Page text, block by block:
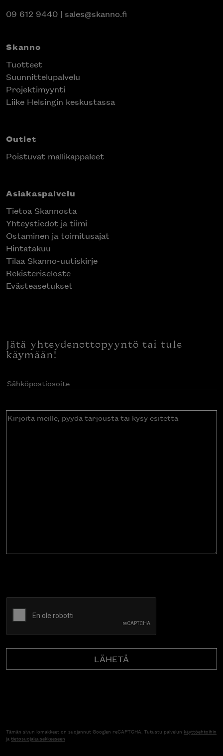
09 612 9440 | sales@skanno.fi
Skanno
Tuotteet
Suunnittelupalvelu
Projektimyynti
Liike Helsingin keskustassa
Outlet
Poistuvat mallikappaleet
Asiakaspalvelu
Tietoa Skannosta
Yhteystiedot ja tiimi
Ostaminen ja toimitusajat
Hintatakuu
Tilaa Skanno-uutiskirje
Rekisteriseloste
Evästeasetukset
Jätä yhteydenottopyyntö tai tule
käymään!
Sähköpostiosoite(Pakollinen)
Kirjoita
Tämän sivun lomakkeet on suojannut Googlen reCAPTCHA. Tutustu palvelun käyttöehtoihin
jatietosuojalausekkeeseen